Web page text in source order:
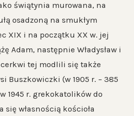
świątynia murowana, na
osadzoną na smukłym
XIX i na początku XX w. jej
Adam, następnie Władysław i
cerkwi tej modlili się także
Buszkowiczki (w 1905 r. – 385
1945 r. grekokatolików do
się własnością kościoła